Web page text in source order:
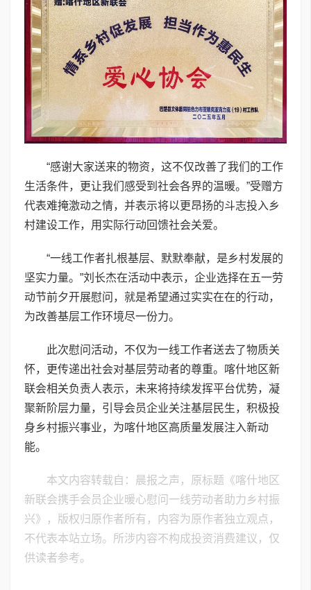
“感谢大家送来的物资，这不仅改善了我们的工作
生活条件，更让我们感受到社会各界的温暖。”受赠方
代表难掩激动之情，并表示将以更昂扬的斗志投入乡
村建设工作，用实际行动回馈社会关爱。
“一线工作者扎根基层、默默奉献，是乡村发展的
坚实力量。”刘长杰在活动中表示，企业选择在五一劳
动节前夕开展慰问，就是希望通过实实在在的行动，
为改善基层工作环境尽一份力。
此次慰问活动，不仅为一线工作者送去了物质关
怀，更传递出社会对基层劳动者的尊重。喀什地区新
联会相关负责人表示，未来将持续发挥平台优势，凝
聚新阶层力量，引导会员企业关注基层民生，积极投
身乡村振兴事业，为喀什地区高质量发展注入新动
能。
本文内容转载自：晨报之声，原标题《喀什地区
新联会携手会员企业暖心慰问一线劳动者助力乡村振
兴》，版权归原作者所有，内容为原作者独立观点，
不代表本站立场。所涉内容不构成投资消费建议，仅
供读者参考。